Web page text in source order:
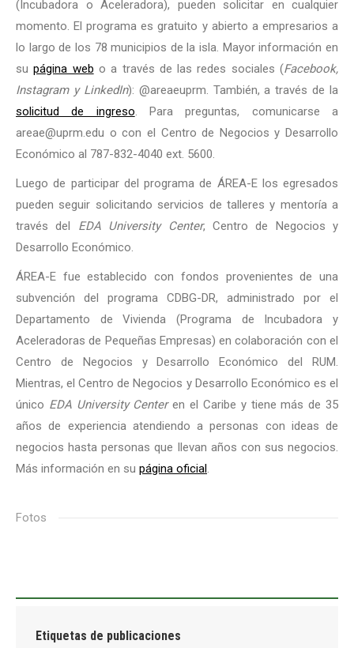
(Incubadora o Aceleradora), pueden solicitar en cualquier
momento. El programa es gratuito y abierto a empresarios a
lo largo de los 78 municipios de la isla. Mayor información en
supágina web o a través de las redes sociales (Facebook,
Instagram y LinkedIn): @areaeuprm. También, a través de la
solicitud de ingreso. Para preguntas, comunicarse a
areae@uprm.edu o con el Centro de Negocios y Desarrollo
Económico al 787-832-4040 ext. 5600.
Luego de participar del programa de ÁREA-E los egresados
pueden seguir solicitando servicios de talleres y mentoría a
través del EDA University Center, Centro de Negocios y
Desarrollo Económico.
ÁREA-E fue establecido con fondos provenientes de una
subvención del programa CDBG-DR, administrado por el
Departamento de Vivienda (Programa de Incubadora y
Aceleradoras de Pequeñas Empresas) en colaboración con el
Centro de Negocios y Desarrollo Económico del RUM.
Mientras, el Centro de Negocios y Desarrollo Económico es el
único EDA University Centeren el Caribe y tiene más de 35
años de experiencia atendiendo a personas con ideas de
negocios hasta personas que llevan años con sus negocios.
Más información en su página oficial.
Fotos
Etiquetas de publicaciones